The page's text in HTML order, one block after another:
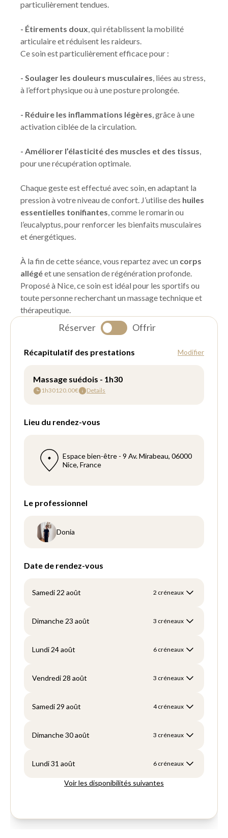
Réserver Offrir
particulièrement tendues.
- Étirements doux, qui rétablissent la mobilité
articulaire et réduisent les raideurs.
Ce soin est particulièrement efficace pour :
- Soulager les douleurs musculaires, liées au stress,
à l’effort physique ou à une posture prolongée.
- Réduire les inflammations légères, grâce à une
activation ciblée de la circulation.
- Améliorer l’élasticité des muscles et des tissus,
pour une récupération optimale.
Chaque geste est effectué avec soin, en adaptant la
pression à votre niveau de confort. J’utilise des huiles
essentielles tonifiantes, comme le romarin ou
l’eucalyptus, pour renforcer les bienfaits musculaires
et énergétiques.
À la fin de cette séance, vous repartez avec un corps
allégéet une sensation de régénération profonde.
Proposé à Nice, ce soin est idéal pour les sportifs ou
toute personne recherchant un massage technique et
thérapeutique.